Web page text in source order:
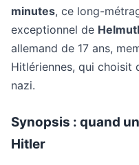
minutes, ce long-
exceptionnel de
allemand de 17 ans,
Hitlériennes, qui choisit
nazi.
Synopsis : quand
Hitler